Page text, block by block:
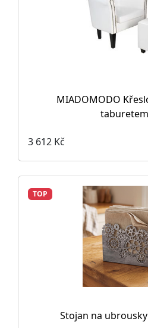
MIADOMODO
3 612 Kč
TOP
Stojan na